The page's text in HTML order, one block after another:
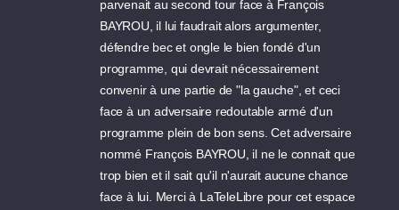
parvenait au second tour face à François
BAYROU, il lui faudrait alors argumenter,
défendre bec et ongle le bien fondé d'un
programme, qui devrait nécessairement
convenir à une partie de "la gauche", et ceci
face à un adversaire redoutable armé d'un
programme plein de bon sens. Cet adversaire
nommé François BAYROU, il ne le connait que
trop bien et il sait qu'il n'aurait aucune chance
face à lui. Merci à LaTeleLibre pour cet espace